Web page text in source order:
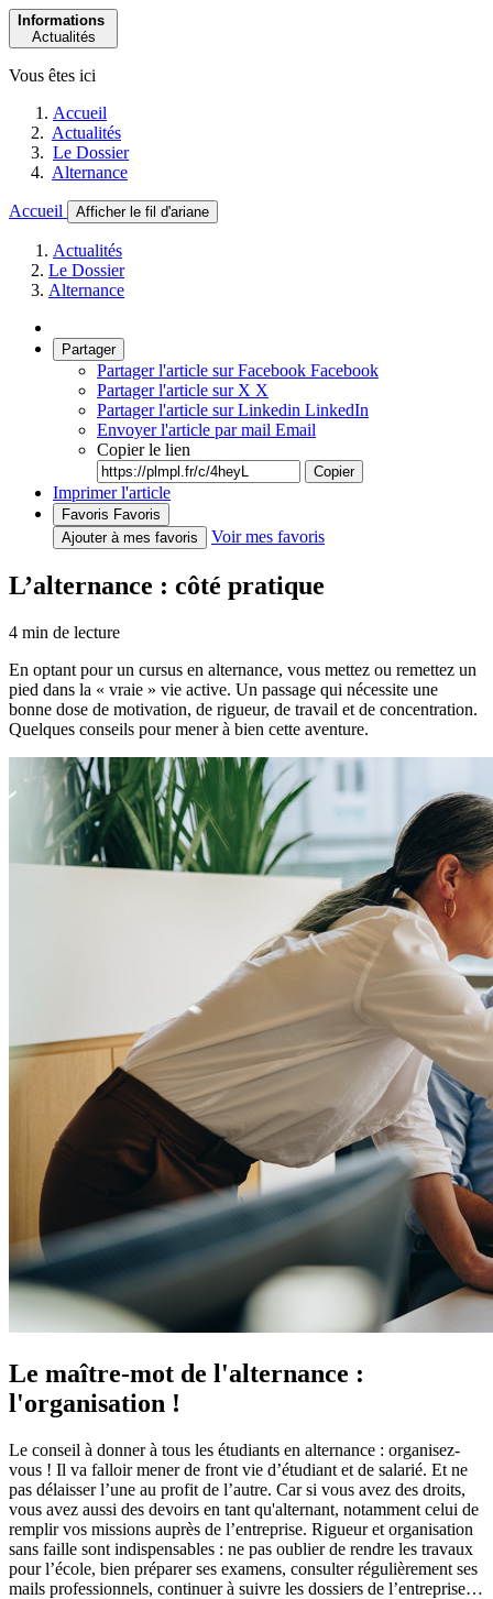
Informations
Actualités
Vous êtes ici
Accueil
Actualités
Le Dossier
Alternance
Accueil Afficher le fil d'ariane
Actualités
Le Dossier
Alternance
Partager
Partager l'article sur Facebook Facebook
Partager l'article sur X X
Partager l'article sur Linkedin LinkedIn
Envoyer l'article par mail Email
Copier le lien
Copier
Imprimer l'article
Favoris Favoris
Ajouter à mes favoris
Voir mes favoris
L’alternance : côté pratique
4 min de lecture
En optant pour un cursus en alternance, vous mettez ou remettez un
pied dans la « vraie » vie active. Un passage qui nécessite une
bonne dose de motivation, de rigueur, de travail et de concentration.
Quelques conseils pour mener à bien cette aventure.
Le maître-mot de l'alternance :
l'organisation !
Le conseil à donner à tous les étudiants en alternance : organisez-
vous ! Il va falloir mener de front vie d’étudiant et de salarié. Et ne
pas délaisser l’une au profit de l’autre. Car si vous avez des droits,
vous avez aussi des devoirs en tant qu'alternant, notamment celui de
remplir vos missions auprès de l’entreprise. Rigueur et organisation
sans faille sont indispensables : ne pas oublier de rendre les travaux
pour l’école, bien préparer ses examens, consulter régulièrement ses
mails professionnels, continuer à suivre les dossiers de l’entreprise…